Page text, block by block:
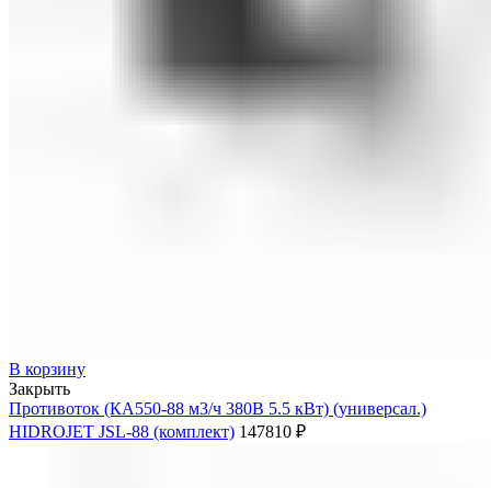
В корзину
Закрыть
Противоток (КА550-88 м3/ч 380В 5.5 кВт) (универсал.)
HIDROJET JSL-88 (комплект) 147810 ₽